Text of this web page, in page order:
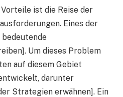
ist die Reise der
Eines der
Um dieses Problem
auf diesem Gebiet
darunter
Strategien erwähnen]. Ein